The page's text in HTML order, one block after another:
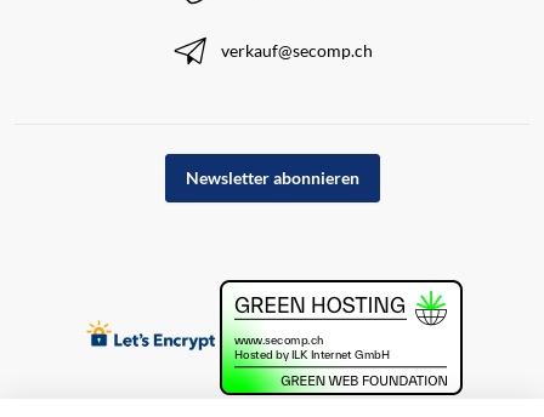
verkauf@secomp.ch
Newsletter abonnieren